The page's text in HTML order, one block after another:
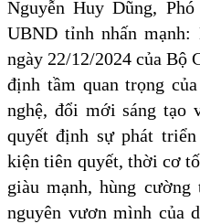
Nguyễn Huy Dũng,
UBND tỉnh nhấn mạnh:
ngày 22/12/2024 của Bộ
định tầm quan trọng
nghệ, đổi mới sáng tạo
quyết định sự phát
kiện tiên quyết, thời cơ
giàu mạnh, hùng
nguyên vươn mình của